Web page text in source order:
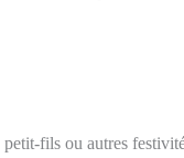
fils ou autres